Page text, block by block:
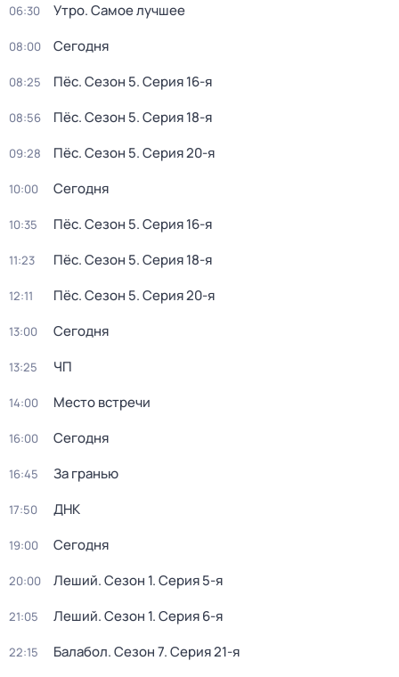
06:30 Утро. Самое лучшее
08:00 Сегодня
08:25 Пёс. Сезон 5. Серия 16-я
08:56 Пёс. Сезон 5. Серия 18-я
09:28 Пёс. Сезон 5. Серия 20-я
10:00 Сегодня
10:35 Пёс. Сезон 5. Серия 16-я
11:23 Пёс. Сезон 5. Серия 18-я
12:11 Пёс. Сезон 5. Серия 20-я
13:00 Сегодня
13:25 ЧП
14:00 Место встречи
16:00 Сегодня
16:45 За гранью
17:50 ДНК
19:00 Сегодня
20:00 Леший. Сезон 1. Серия 5-я
21:05 Леший. Сезон 1. Серия 6-я
22:15 Балабол. Сезон 7. Серия 21-я